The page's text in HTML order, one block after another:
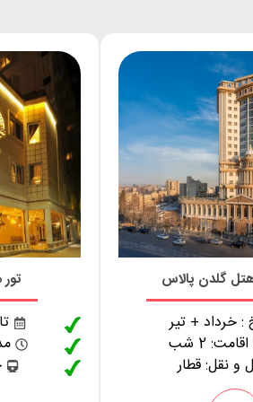
گلدن پالاس
: خرداد + تیر
2 شب
و نقل: قطار